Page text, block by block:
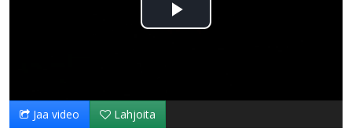
Toista
Jaa video Lahjoita